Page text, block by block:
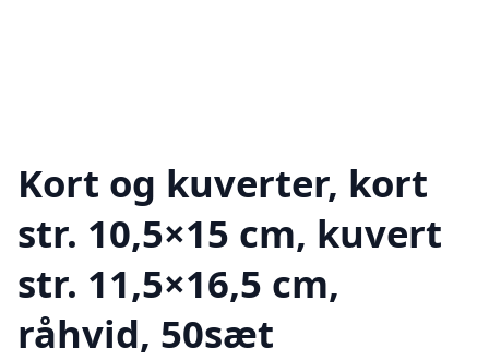
Kort og kuverter, kort
str. 10,5×15 cm, kuvert
str. 11,5×16,5 cm,
råhvid, 50sæt